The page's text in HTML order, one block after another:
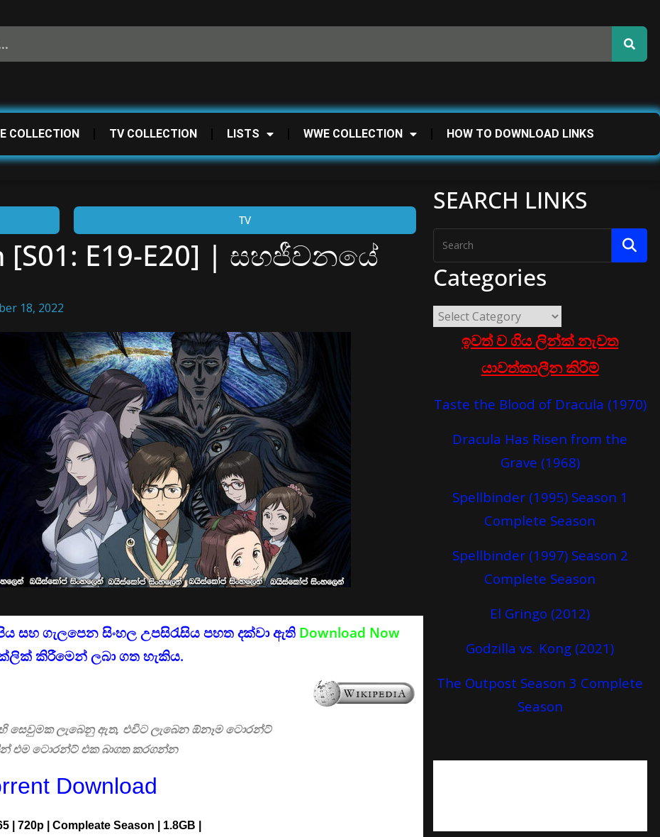
COLLECTION TV COLLECTION LISTS WWE COLLECTION HOW TO DOWNLOAD LINKS
TV
[S01: E19-E20] | සහජීවනයේ
18, 2022
සහ ගැලපෙන සිංහල උපසිරැසිය පහත දක්වා ඇති Download Now
කිරීමෙන් ලබා ගත හැකිය.
හි සෙවුමක ලැබෙනු ඇත, එවිට ලැබෙන ඕනෑම ටොරන්ට්
එම ටොරන්ට් එක බාගත කරගන්න
Download
| 720p | Compleate Season | 1.8GB |
SEARCH LINKS
Categories
ඉවත් ව ගිය ලින්ක් නැවත
යාවත්කාලීන කිරීම්
Taste the Blood of Dracula (1970)
Dracula Has Risen from the
Grave (1968)
Spellbinder (1995) Season 1
Complete Season
Spellbinder (1997) Season 2
Complete Season
El Gringo (2012)
Godzilla vs. Kong (2021)
The Outpost Season 3 Complete
Season